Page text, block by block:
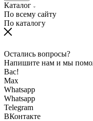
Каталог
По всему сайту
По каталогу
Остались вопросы?
Напишите нам и мы
Вас!
Max
Whatsapp
Whatsapp
Telegram
ВКонтакте